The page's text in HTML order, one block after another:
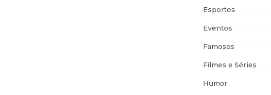
Esportes
Eventos
Famosos
Filmes e Séries
Humor